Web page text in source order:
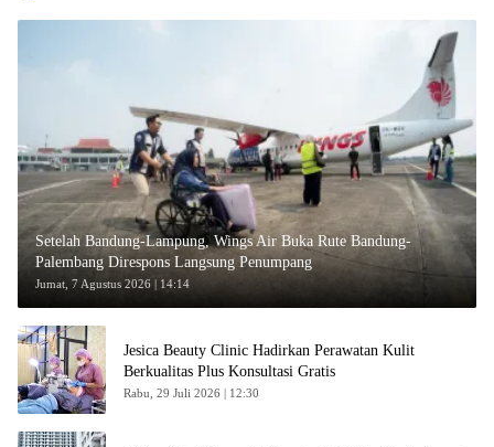
Setelah Bandung-Lampung, Wings Air Buka Rute Bandung-
Palembang Direspons Langsung Penumpang
Jumat, 7 Agustus 2026 | 14:14
Jesica Beauty Clinic Hadirkan Perawatan Kulit
Berkualitas Plus Konsultasi Gratis
Rabu, 29 Juli 2026 | 12:30